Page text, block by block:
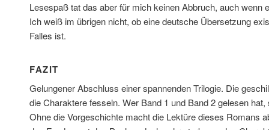
Lesespaß tat das aber für mich keinen Abbruch, auch wenn
Ich weiß im übrigen nicht, ob eine deutsche Übersetzung
Falles ist.
FAZIT
Gelungener Abschluss einer spannenden Trilogie. Die
die Charaktere fesseln. Wer Band 1 und Band 2 gelesen hat,
Ohne die Vorgeschichte macht die Lektüre dieses Romans